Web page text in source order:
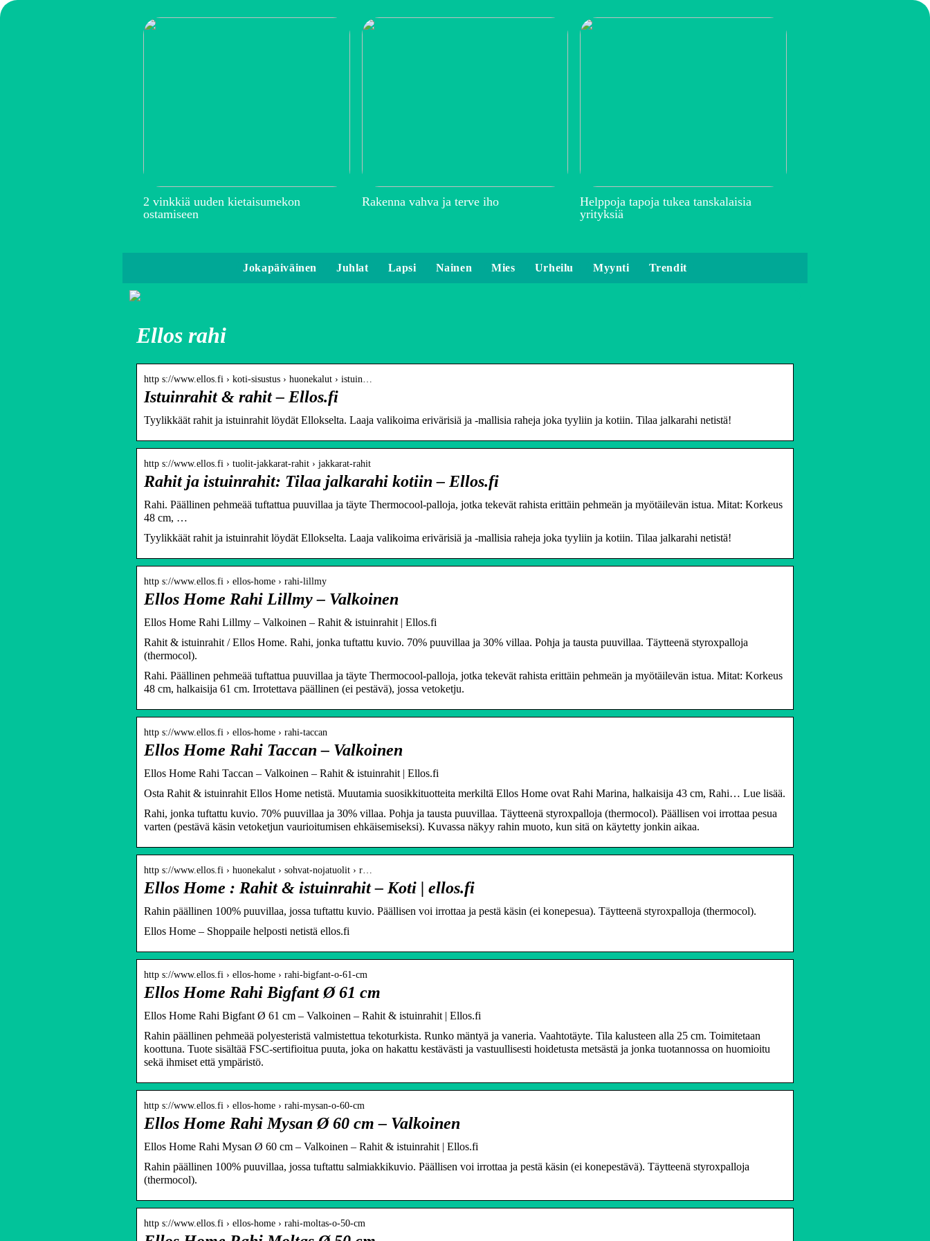
2 vinkkiä uuden kietaisumekon
ostamiseen
Rakenna vahva ja terve iho
Helppoja tapoja tukea tanskalaisia
yrityksiä
Jokapäiväinen Juhlat Lapsi Nainen Mies Urheilu Myynti Trendit
Ellos rahi
http s://www.ellos.fi › koti-sisustus › huonekalut › istuin…
Istuinrahit & rahit – Ellos.fi
Tyylikkäät rahit ja istuinrahit löydät Ellokselta. Laaja valikoima erivärisiä ja -mallisia raheja joka tyyliin ja kotiin. Tilaa jalkarahi netistä!
http s://www.ellos.fi › tuolit-jakkarat-rahit › jakkarat-rahit
Rahit ja istuinrahit: Tilaa jalkarahi kotiin – Ellos.fi
Rahi. Päällinen pehmeää tuftattua puuvillaa ja täyte Thermocool-palloja, jotka tekevät rahista erittäin pehmeän ja myötäilevän istua. Mitat: Korkeus
48 cm, …
Tyylikkäät rahit ja istuinrahit löydät Ellokselta. Laaja valikoima erivärisiä ja -mallisia raheja joka tyyliin ja kotiin. Tilaa jalkarahi netistä!
http s://www.ellos.fi › ellos-home › rahi-lillmy
Ellos Home Rahi Lillmy – Valkoinen
Ellos Home Rahi Lillmy – Valkoinen – Rahit & istuinrahit | Ellos.fi
Rahit & istuinrahit / Ellos Home. Rahi, jonka tuftattu kuvio. 70% puuvillaa ja 30% villaa. Pohja ja tausta puuvillaa. Täytteenä styroxpalloja
(thermocol).
Rahi. Päällinen pehmeää tuftattua puuvillaa ja täyte Thermocool-palloja, jotka tekevät rahista erittäin pehmeän ja myötäilevän istua. Mitat: Korkeus
48 cm, halkaisija 61 cm. Irrotettava päällinen (ei pestävä), jossa vetoketju.
http s://www.ellos.fi › ellos-home › rahi-taccan
Ellos Home Rahi Taccan – Valkoinen
Ellos Home Rahi Taccan – Valkoinen – Rahit & istuinrahit | Ellos.fi
Osta Rahit & istuinrahit Ellos Home netistä. Muutamia suosikkituotteita merkiltä Ellos Home ovat Rahi Marina, halkaisija 43 cm, Rahi… Lue lisää.
Rahi, jonka tuftattu kuvio. 70% puuvillaa ja 30% villaa. Pohja ja tausta puuvillaa. Täytteenä styroxpalloja (thermocol). Päällisen voi irrottaa pesua
varten (pestävä käsin vetoketjun vaurioitumisen ehkäisemiseksi). Kuvassa näkyy rahin muoto, kun sitä on käytetty jonkin aikaa.
http s://www.ellos.fi › huonekalut › sohvat-nojatuolit › r…
Ellos Home : Rahit & istuinrahit – Koti | ellos.fi
Rahin päällinen 100% puuvillaa, jossa tuftattu kuvio. Päällisen voi irrottaa ja pestä käsin (ei konepesua). Täytteenä styroxpalloja (thermocol).
Ellos Home – Shoppaile helposti netistä ellos.fi
http s://www.ellos.fi › ellos-home › rahi-bigfant-o-61-cm
Ellos Home Rahi Bigfant Ø 61 cm
Ellos Home Rahi Bigfant Ø 61 cm – Valkoinen – Rahit & istuinrahit | Ellos.fi
Rahin päällinen pehmeää polyesteristä valmistettua tekoturkista. Runko mäntyä ja vaneria. Vaahtotäyte. Tila kalusteen alla 25 cm. Toimitetaan
koottuna. Tuote sisältää FSC-sertifioitua puuta, joka on hakattu kestävästi ja vastuullisesti hoidetusta metsästä ja jonka tuotannossa on huomioitu
sekä ihmiset että ympäristö.
http s://www.ellos.fi › ellos-home › rahi-mysan-o-60-cm
Ellos Home Rahi Mysan Ø 60 cm – Valkoinen
Ellos Home Rahi Mysan Ø 60 cm – Valkoinen – Rahit & istuinrahit | Ellos.fi
Rahin päällinen 100% puuvillaa, jossa tuftattu salmiakkikuvio. Päällisen voi irrottaa ja pestä käsin (ei konepestävä). Täytteenä styroxpalloja
(thermocol).
http s://www.ellos.fi › ellos-home › rahi-moltas-o-50-cm